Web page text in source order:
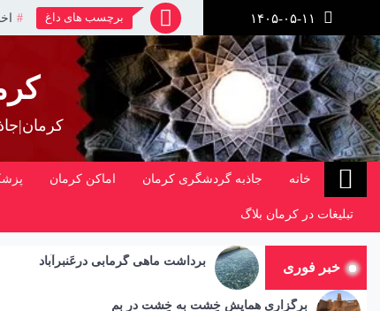
محتوا
برچسب های داغ
خانه جاذبه گردشگری کرمان اماکن کرمان
تبلیغات در کرمان بلاگ
خبر فوری برداشت ماهی گرمابی درعَنبرآباد
برگزاری همایش خِشت به خِشت در بم